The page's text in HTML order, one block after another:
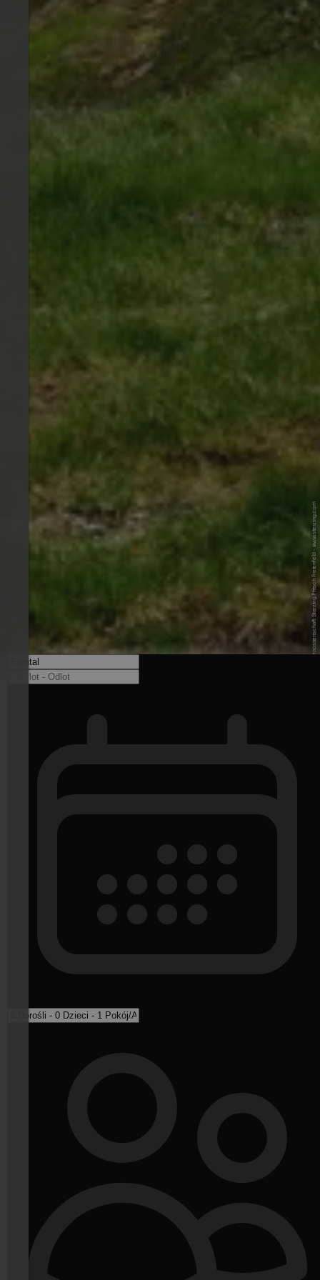
© Tourismusgenossenschaft Sterzing Pfitsch Freienfeld - www.sterzing.com